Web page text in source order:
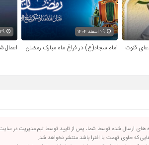
قنوت
۲۹ اسفند ۱۴۰۴
امام سجاد(ع) در فراغ ماه مبارک رمضان اعمال
های ارسال شده توسط شما، پس از تایید توسط تیم مدیریت در
که حاوی تهمت یا افترا باشد منتشر نخواهد شد.